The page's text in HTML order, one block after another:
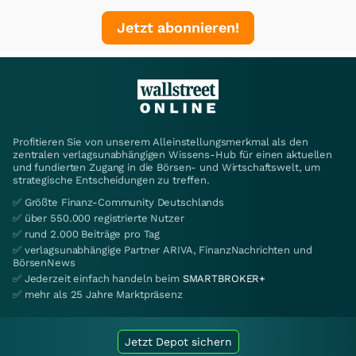
Jetzt abonnieren!
Profitieren Sie von unserem Alleinstellungsmerkmal als den
zentralen verlagsunabhängigen Wissens-Hub für einen aktuellen
und fundierten Zugang in die Börsen- und Wirtschaftswelt, um
strategische Entscheidungen zu treffen.
✅ Größte Finanz-Community Deutschlands
✅ über 550.000 registrierte Nutzer
✅ rund 2.000 Beiträge pro Tag
✅ verlagsunabhängige Partner ARIVA, FinanzNachrichten und
BörsenNews
✅ Jederzeit einfach handeln beim SMARTBROKER+
✅ mehr als 25 Jahre Marktpräsenz
Jetzt Depot sichern